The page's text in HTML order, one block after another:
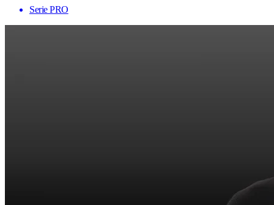
Serie PRO